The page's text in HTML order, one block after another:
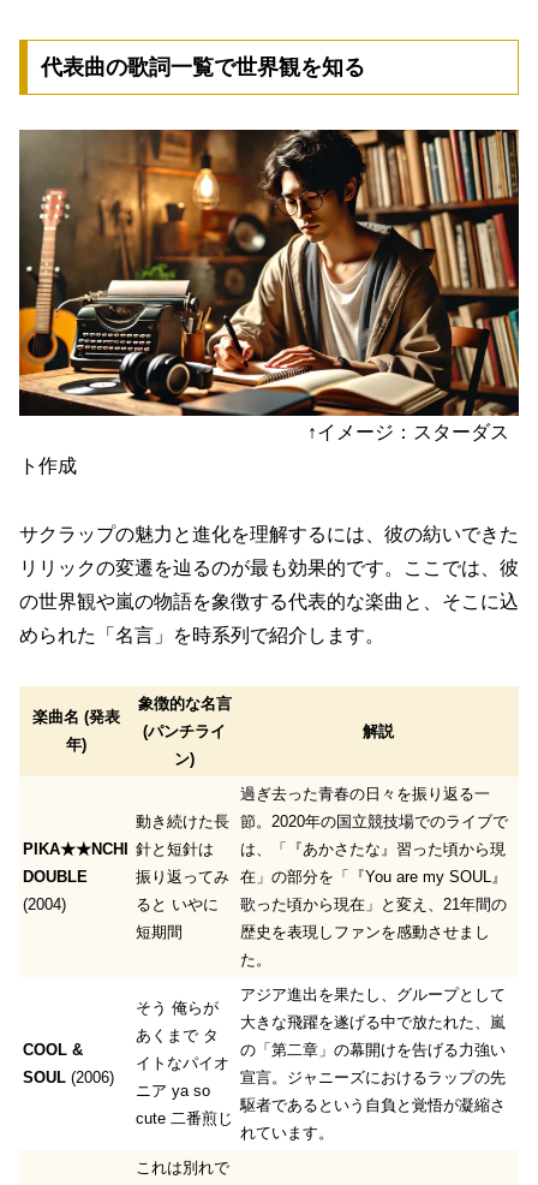
代表曲の歌詞一覧で世界観を知る
↑イメージ：スターダス
ト作成
サクラップの魅力と進化を理解するには、彼の紡いできた
リリックの変遷を辿るのが最も効果的です。ここでは、彼
の世界観や嵐の物語を象徴する代表的な楽曲と、そこに込
められた「名言」を時系列で紹介します。
楽曲名 (発表
年)
象徴的な名言
(パンチライ
ン)
解説
PIKA★★NCHI
DOUBLE
(2004)
動き続けた長
針と短針は
振り返ってみ
ると いやに
短期間
過ぎ去った青春の日々を振り返る一
節。2020年の国立競技場でのライブで
は、「『あかさたな』習った頃から現
在」の部分を「『You are my SOUL』
歌った頃から現在」と変え、21年間の
歴史を表現しファンを感動させまし
た。
COOL &
SOUL (2006)
そう 俺らが
あくまで タ
イトなパイオ
ニア ya so
cute 二番煎じ
アジア進出を果たし、グループとして
大きな飛躍を遂げる中で放たれた、嵐
の「第二章」の幕開けを告げる力強い
宣言。ジャニーズにおけるラップの先
駆者であるという自負と覚悟が凝縮さ
れています。
これは別れで